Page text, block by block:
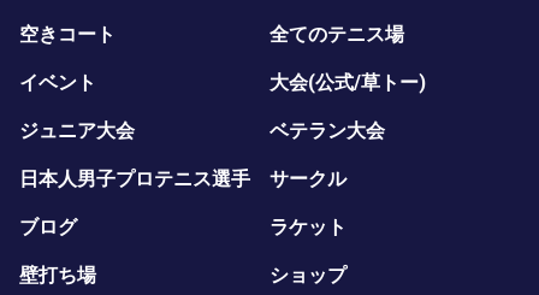
空きコート 全てのテニス場
イベント 大会(公式/草トー)
ジュニア大会 ベテラン大会
日本人男子プロテニス選手 サークル
ブログ ラケット
壁打ち場 ショップ